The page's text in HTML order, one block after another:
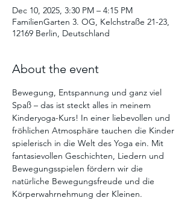
Dec 10, 2025, 3:30 PM – 4:15 PM
FamilienGarten 3. OG, Kelchstraße 21-23,
12169 Berlin, Deutschland
About the event
Bewegung, Entspannung und ganz viel
Spaß – das ist steckt alles in meinem
Kinderyoga-Kurs! In einer liebevollen und
fröhlichen Atmosphäre tauchen die Kinder
spielerisch in die Welt des Yoga ein. Mit
fantasievollen Geschichten, Liedern und
Bewegungsspielen fördern wir die
natürliche Bewegungsfreude und die
Körperwahrnehmung der Kleinen.